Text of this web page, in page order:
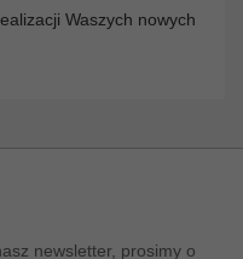
Waszych nowych
newsletter, prosimy o